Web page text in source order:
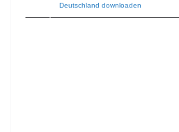
Deutschland downloaden